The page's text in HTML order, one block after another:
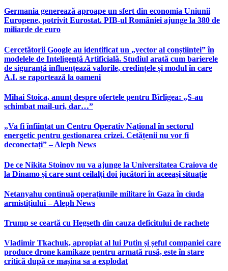
Germania generează aproape un sfert din economia Uniunii
Europene, potrivit Eurostat. PIB-ul României ajunge la 380 de
miliarde de euro
Cercetătorii Google au identificat un „vector al conștiinței” în
modelele de Inteligență Artificială. Studiul arată cum barierele
de siguranță influențează valorile, credințele și modul în care
A.I. se raportează la oameni
Mihai Stoica, anunț despre ofertele pentru Bîrligea: „S-au
schimbat mail-uri, dar…”
„Va fi înființat un Centru Operativ Național în sectorul
energetic pentru gestionarea crizei. Cetățenii nu vor fi
deconectați” – Aleph News
De ce Nikita Stoinov nu va ajunge la Universitatea Craiova de
la Dinamo și care sunt ceilalți doi jucători în aceeași situație
Netanyahu continuă operațiunile militare în Gaza în ciuda
armistițiului – Aleph News
Trump se ceartă cu Hegseth din cauza deficitului de rachete
Vladimir Tkachuk, apropiat al lui Putin și șeful companiei care
produce drone kamikaze pentru armată rusă, este în stare
critică după ce mașina sa a explodat